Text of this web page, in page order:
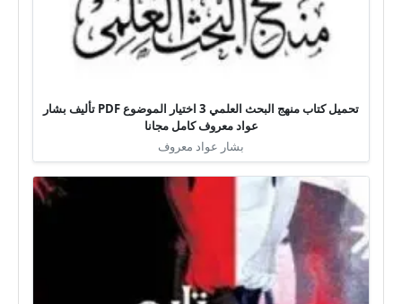
تحميل كتاب منهج البحث العلمي 3 اختيار الموضوع PDF تأليف بشار
عواد معروف كامل مجانا
بشار عواد معروف